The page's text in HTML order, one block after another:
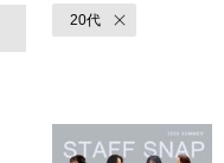
20代